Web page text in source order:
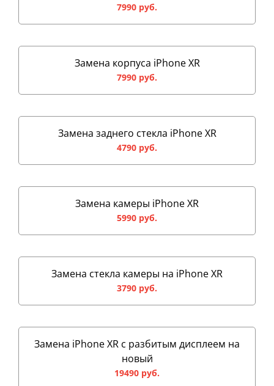
7990 руб.
Замена корпуса iPhone XR
7990 руб.
Замена заднего стекла iPhone XR
4790 руб.
Замена камеры iPhone XR
5990 руб.
Замена стекла камеры на iPhone XR
3790 руб.
Замена iPhone XR с разбитым дисплеем на
новый
19490 руб.